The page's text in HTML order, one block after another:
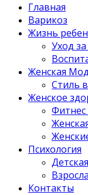
Главная
Варикоз
Жизнь
Уход
Женская
Стиль
Женское
Фитнес
Психология
Контакты